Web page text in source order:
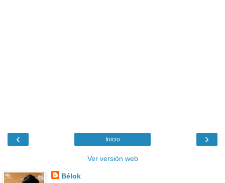
‹ ›
Inicio
Ver versión web
Bélok